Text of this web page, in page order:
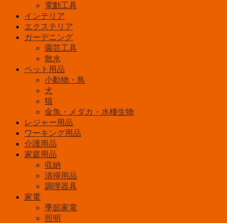
風
機
FS-
D30NHR
電動工具
インテリア
エクステリア
ガーデニング
園芸工具
散水
ペット用品
小動物・鳥
犬
猫
金魚・メダカ・水棲生物
レジャー用品
ワーキング用品
介護用品
家庭用品
収納
清掃用品
調理器具
家電
季節家電
照明